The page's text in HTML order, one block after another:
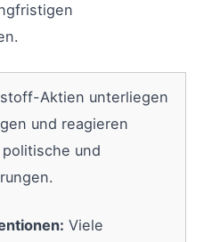
Aktien unterliegen
und reagieren
und
Viele